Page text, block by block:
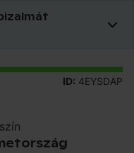
ID: 4EYSDAP